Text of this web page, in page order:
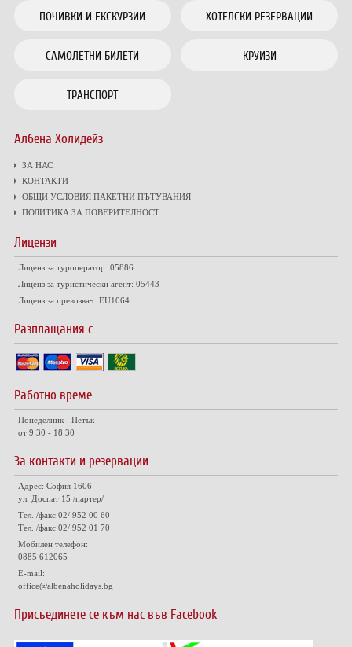
ПОЧИВКИ И ЕКСКУРЗИИ ХОТЕЛСКИ РЕЗЕРВАЦИИ
САМОЛЕТНИ БИЛЕТИ КРУИЗИ
ТРАНСПОРТ
Албена Холидейз
ЗА НАС
КОНТАКТИ
ОБЩИ УСЛОВИЯ ПАКЕТНИ ПЪТУВАНИЯ
ПОЛИТИКА ЗА ПОВЕРИТЕЛНОСТ
Лицензи
Лиценз за туроператор: 05886
Лиценз за туристически агент: 05443
Лиценз за превозвач: EU1064
Разплащания с
Работно време
Понеделник - Петък
от 9:30 - 18:30
За контакти и резервации
Адрес: София 1606
ул. Доспат 15 /партер/
Тел. /факс 02/ 952 00 60
Тел. /факс 02/ 952 01 70
Мобилен телефон:
0885 612065
E-mail:
office@albenaholidays.bg
Присъединете се към нас във Facebook